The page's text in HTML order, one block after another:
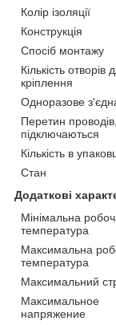
Колір ізоляції
Конструкція
Спосіб монтажу
Кількість отворів
кріплення
Одноразове
Перетин
підключаються
Кількість в
Стан
Додаткові
Мінімальна
температура
Максимальна
температура
Максимальний
Максимальное
напряжение